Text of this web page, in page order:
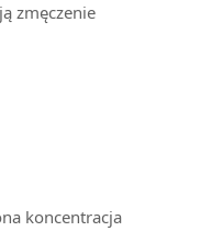
zmęczenie
koncentracja